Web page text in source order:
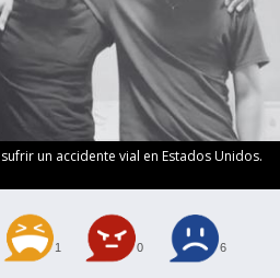
un accidente vial en Estados Unidos.
1 0 6